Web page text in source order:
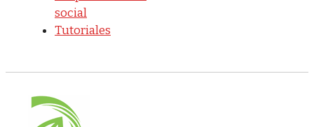
social
Tutoriales